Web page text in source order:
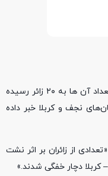
یک منبع محلی از خفگی زائران اربعین که تعداد آن ها به ۲۰ زائر رسیده
نجف و کربلا خبر داده
از زائران بر اثر نشت
کربلا دچار خفگی شدند.»